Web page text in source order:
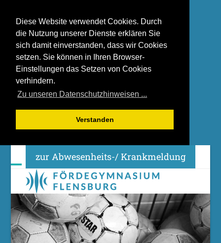
Diese Website verwendet Cookies. Durch
die Nutzung unserer Dienste erklären Sie
sich damit einverstanden, dass wir Cookies
setzen. Sie können in Ihren Browser-
Einstellungen das Setzen von Cookies
verhindern.
Zu unseren Datenschutzhinweisen ...
Verstanden
zur Abwesenheits-/ Krankmeldung
Open
mobile
menu
Close
mobile
menu